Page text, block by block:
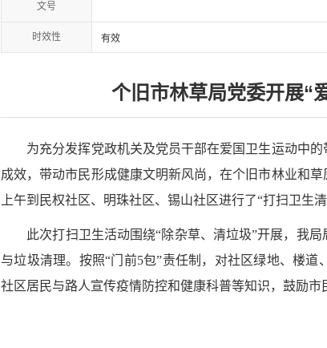
文号
时效性 有效
个旧市林草局党委开展“
为充分发挥党政机关及党员干部在爱国卫生运动中的
成效，带动市民形成健康文明新风尚，在个旧市林业和
上午到民权社区、明珠社区、锡山社区进行了“打扫卫生清
此次打扫卫生活动围绕“除杂草、清垃圾”开展，我局
与垃圾清理。按照“门前5包”责任制，对社区绿地、楼
社区居民与路人宣传疫情防控和健康科普等知识，鼓励市